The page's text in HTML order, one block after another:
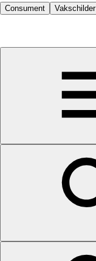
Consument Vakschilder